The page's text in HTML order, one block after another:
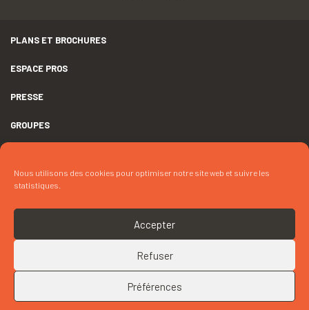
Nous utilisons des cookies pour optimiser notre site web et suivre les
statistiques.
Accepter
Refuser
Préférences
CONTACTEZ « LES PETITS CRÉATEURS – AU TEMPS DE CAMILLE
CLAUDEL, ÊTRE SCULPTRICE À PARIS »
PLANS ET BROCHURES
ESPACE PROS
PRESSE
GROUPES
DÉCLARATION D’ACCESSIBILITÉ
CRÉDITS
COOKIES
RETOUR EN HAUT